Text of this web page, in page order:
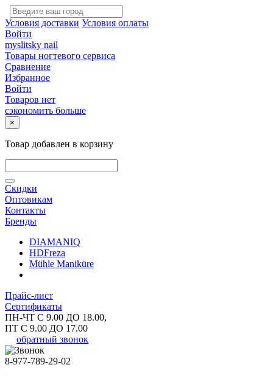
Условия доставки Условия оплаты
Войти
myslitsky nail
Товары ногтевого сервиса
Сравнение
Избранное
Войти
Товаров нет
сэкономить больше
×
Товар добавлен в корзину
Скидки
Оптовикам
Контакты
Бренды
DIAMANIQ
HDFreza
Mühle Maniküre
Прайс-лист
Сертификаты
ПН-ЧТ С 9.00 ДО 18.00,
ПТ С 9.00 ДО 17.00
обратный звонок
8-977-789-29-02